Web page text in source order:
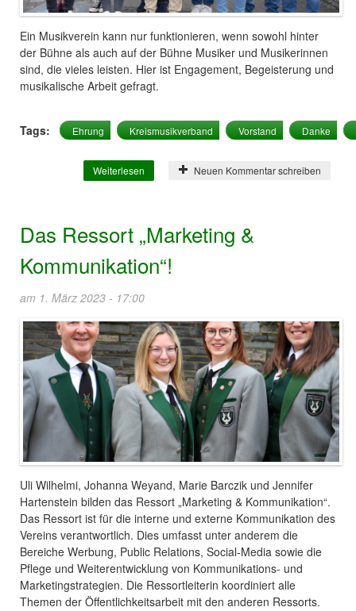
Ein Musikverein kann nur funktionieren, wenn sowohl hinter
der Bühne als auch auf der Bühne Musiker und Musikerinnen
sind, die vieles leisten. Hier ist Engagement, Begeisterung und
musikalische Arbeit gefragt.
Tags: Ehrung Kreismusikverband Vorstand Danke
Weiterlesen über Ehre, wem Ehre gebührt!
Neuen Kommentar schreiben
Das Ressort „Marketing &
Kommunikation“!
am 1. März 2023 - 17:00
Uli Wilhelmi, Johanna Weyand, Marie Barczik und Jennifer
Hartenstein bilden das Ressort „Marketing & Kommunikation“.
Das Ressort ist für die interne und externe Kommunikation des
Vereins verantwortlich. Dies umfasst unter anderem die
Bereiche Werbung, Public Relations, Social-Media sowie die
Pflege und Weiterentwicklung von Kommunikations- und
Marketingstrategien. Die Ressortleiterin koordiniert alle
Themen der Öffentlichkeitsarbeit mit den anderen Ressorts.